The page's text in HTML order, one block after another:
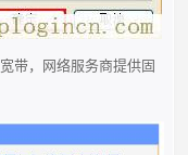
带，网络服务商提供固